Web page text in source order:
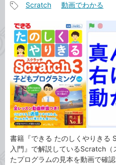
事
カ
テ
ゴ
リ
事
タ
グ
Scratch 動画でわかる
書籍『できる たのしくやりきる
入門』で解説しているScratch
たプログラムの見本を動画で確